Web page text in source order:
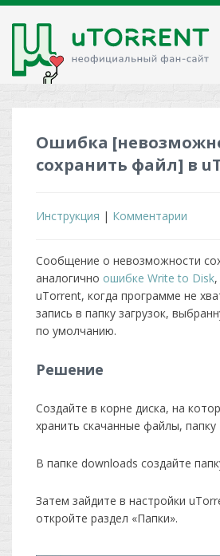
Ошибка
сохранить файл] в
Инструкция | Комментарии
Сообщение о невозможности
аналогично ошибке Write to Disk
uTorrent, когда программе не
запись в папку загрузок,
по умолчанию.
Решение
Создайте в корне диска, на
хранить скачанные файлы, папку
В папке downloads создайте
Затем зайдите в настройки
откройте раздел «Папки».